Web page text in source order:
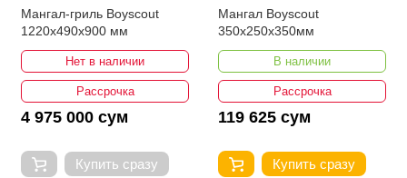
Мангал-гриль Boyscout
1220x490x900 мм
Нет в наличии
Рассрочка
4 975 000 сум
Купить сразу
Мангал Boyscout
350х250х350мм
В наличии
Рассрочка
119 625 сум
Купить сразу